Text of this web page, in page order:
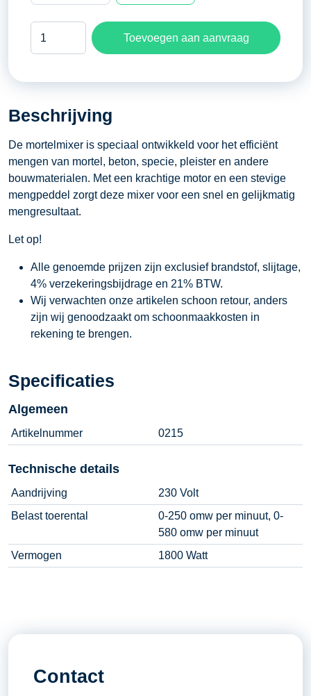
0-
omw
minuut
-
1800
Watt
aantal
Toevoegen aan aanvraag
Beschrijving
De mortelmixer is speciaal ontwikkeld voor het efficiënt
mengen van mortel, beton, specie, pleister en andere
bouwmaterialen. Met een krachtige motor en een stevige
mengpeddel zorgt deze mixer voor een snel en gelijkmatig
mengresultaat.
Let op!
Alle genoemde prijzen zijn exclusief brandstof, slijtage,
4% verzekeringsbijdrage en 21% BTW.
Wij verwachten onze artikelen schoon retour, anders
zijn wij genoodzaakt om schoonmaakkosten in
rekening te brengen.
Specificaties
Algemeen
Artikelnummer 0215
Technische details
Aandrijving
230 Volt
Belast toerental
0-250 omw per minuut, 0-
580 omw per minuut
Vermogen
1800 Watt
Contact